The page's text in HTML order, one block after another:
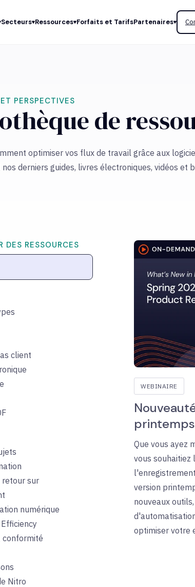
Secteurs Ressources Forfaits et TarifsPartenaires
PERSPECTIVES
de
optimiser vos flux de travail grâce aux
derniers guides, livres électroniques, vidéos et
DES RESSOURCES
client
numérique
conformité
Nitro
WEBINAIRE
Que vous ayez
vous souhaitiez
version
nouveaux
optimiser votre